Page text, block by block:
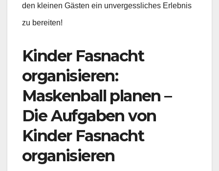
den kleinen Gästen ein unvergessliches Erlebnis
zu bereiten!
Kinder Fasnacht
organisieren:
Maskenball planen –
Die Aufgaben von
Kinder Fasnacht
organisieren